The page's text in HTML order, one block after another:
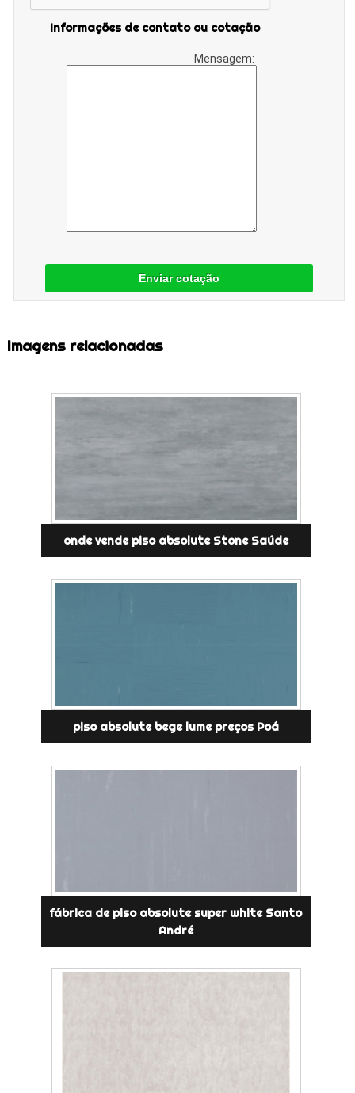
Informações de contato ou cotação
Mensagem:
Enviar cotação
Imagens relacionadas
onde vende piso absolute Stone Saúde
piso absolute bege lume preços Poá
fábrica de piso absolute super white Santo
André